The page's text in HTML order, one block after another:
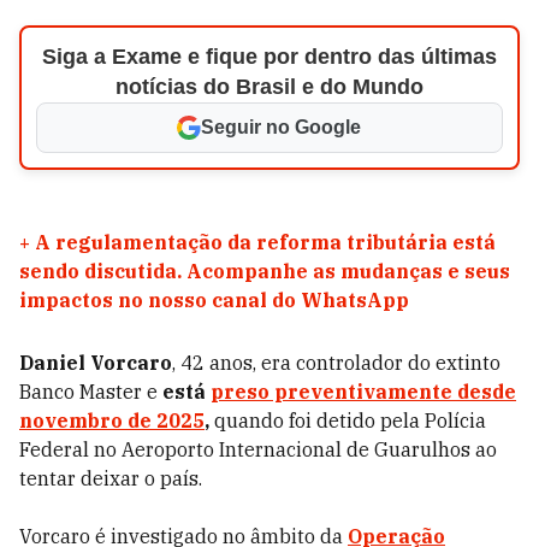
Siga a Exame e fique por dentro das últimas
notícias do Brasil e do Mundo
Seguir no Google
+ A regulamentação da reforma tributária está
sendo discutida. Acompanhe as mudanças e seus
impactos no nosso canal do WhatsApp
Daniel Vorcaro, 42 anos, era controlador do extinto
Banco Master e está preso preventivamente desde
novembro de 2025, quando foi detido pela Polícia
Federal no Aeroporto Internacional de Guarulhos ao
tentar deixar o país.
Vorcaro é investigado no âmbito da Operação